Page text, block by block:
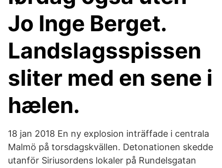
Jo Inge Berget.
Landslagsspissen
sliter med en sene i
hælen.
18 jan 2018 En ny explosion inträffade i centrala
Malmö på torsdagskvällen. Detonationen skedde
utanför Siriusordens lokaler på Rundelsgatan